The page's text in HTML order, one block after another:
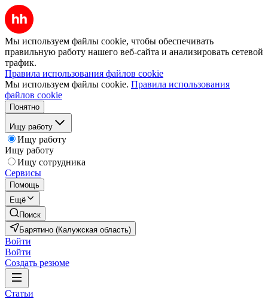
Мы используем файлы cookie, чтобы обеспечивать
правильную работу нашего веб-сайта и анализировать сетевой
трафик.
Правила использования файлов cookie
Мы используем файлы cookie. Правила использования
файлов cookie
Понятно
Ищу работу
Ищу работу
Ищу работу
Ищу сотрудника
Сервисы
Помощь
Ещё
Поиск
Барятино (Калужская область)
Войти
Войти
Создать резюме
Статьи